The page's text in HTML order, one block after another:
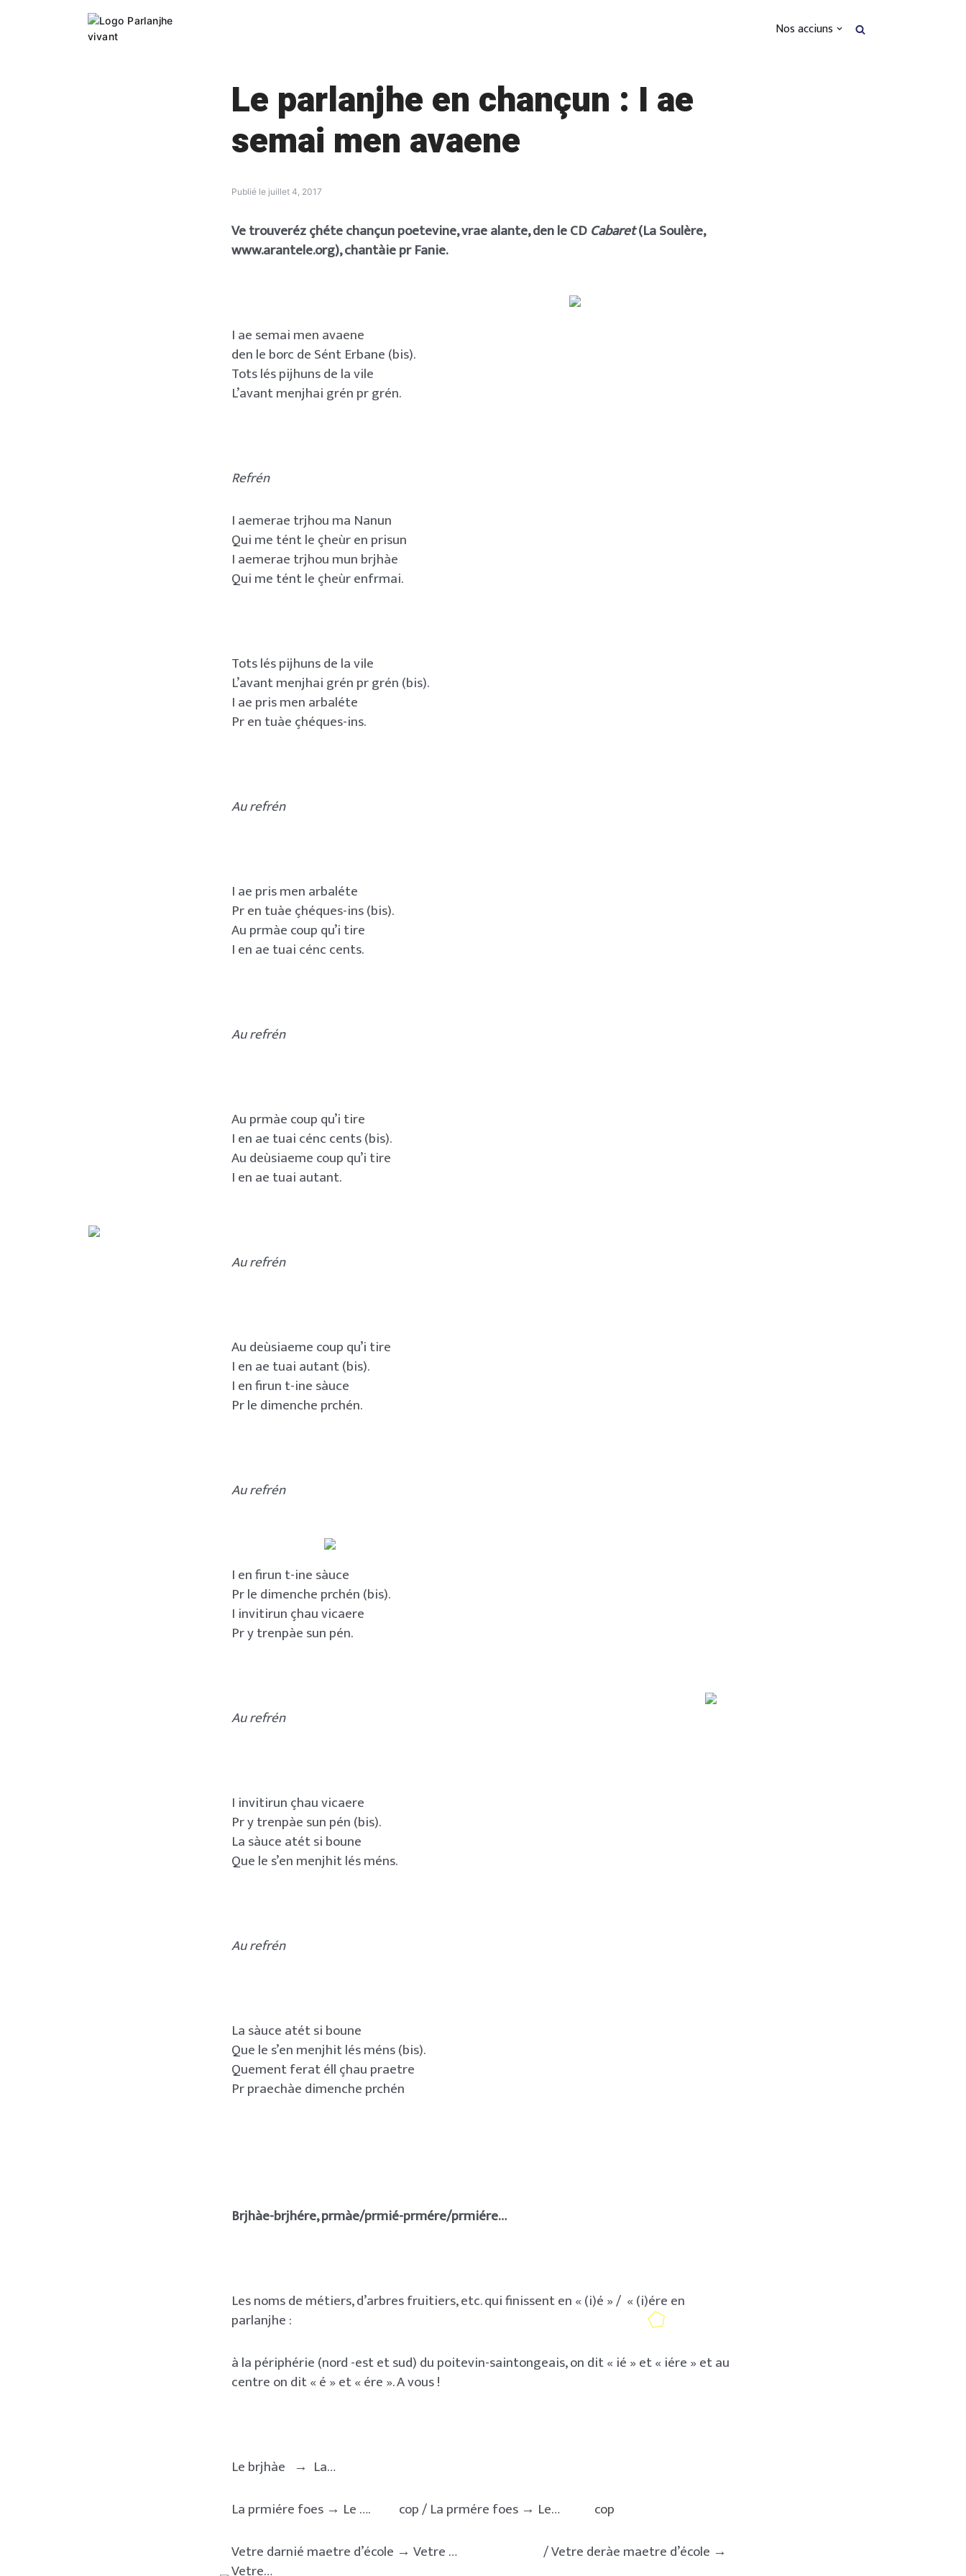
Nos acciuns
Le parlanjhe en chançun : I ae
semai men avaene
Publié le juillet 4, 2017
Ve trouveréz çhéte chançun poetevine, vrae alante, den le CDCabaret(La Soulère,
www.arantele.org), chantàie pr Fanie.
I ae semai men avaene
den le borc de Sént Erbane (bis).
Tots lés pijhuns de la vile
L’avant menjhai grén pr grén.
Refrén
I aemerae trjhou ma Nanun
Qui me tént le çheùr en prisun
I aemerae trjhou mun brjhàe
Qui me tént le çheùr enfrmai.
Tots lés pijhuns de la vile
L’avant menjhai grén pr grén (bis).
I ae pris men arbaléte
Pr en tuàe çhéques-ins.
Au refrén
I ae pris men arbaléte
Pr en tuàe çhéques-ins (bis).
Au prmàe coup qu’i tire
I en ae tuai cénc cents.
Au refrén
Au prmàe coup qu’i tire
I en ae tuai cénc cents (bis).
Au deùsiaeme coup qu’i tire
I en ae tuai autant.
Au refrén
Au deùsiaeme coup qu’i tire
I en ae tuai autant (bis).
I en firun t-ine sàuce
Pr le dimenche prchén.
Au refrén
I en firun t-ine sàuce
Pr le dimenche prchén (bis).
I invitirun çhau vicaere
Pr y trenpàe sun pén.
Au refrén
I invitirun çhau vicaere
Pr y trenpàe sun pén (bis).
La sàuce atét si boune
Que le s’en menjhit lés méns.
Au refrén
La sàuce atét si boune
Que le s’en menjhit lés méns (bis).
Quement ferat éll çhau praetre
Pr praechàe dimenche prchén
Brjhàe-brjhére, prmàe/prmié-prmére/prmiére…
Les noms de métiers, d’arbres fruitiers, etc. qui finissent en « (i)é » / « (i)ére en
parlanjhe :
à la périphérie (nord -est et sud) du poitevin-saintongeais, on dit « ié » et « iére » et au
centre on dit « é » et « ére ». A vous !
Le brjhàe → La…
La prmiére foes → Le …. cop / La prmére foes → Le… cop
Vetre darnié maetre d’école → Vetre … / Vetre deràe maetre d’école →
Vetre…